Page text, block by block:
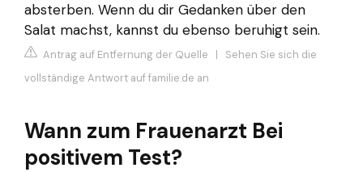
absterben. Wenn du dir Gedanken über den
Salat machst, kannst du ebenso beruhigt sein.
Antrag auf Entfernung der Quelle | Sehen Sie sich die
vollständige Antwort auf familie.de an
Wann zum Frauenarzt Bei
positivem Test?